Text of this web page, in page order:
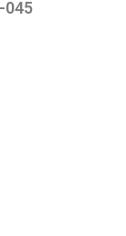
045